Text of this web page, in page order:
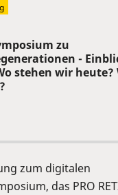
zu
-
stehen wir heute?
zum digitalen
das PRO